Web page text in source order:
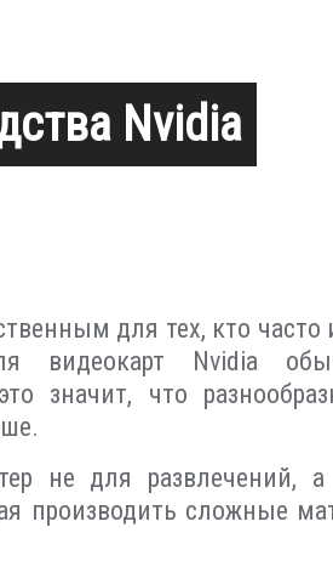
Nvidia
для тех, кто часто
видеокарт Nvidia
значит, что
не для развлечений,
производить сложные